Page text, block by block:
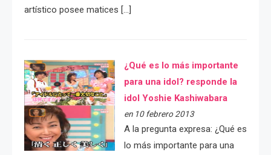
artístico posee matices […]
¿Qué es lo más importante
para una idol? responde la
idol Yoshie Kashiwabara
en 10 febrero 2013
A la pregunta expresa: ¿Qué es
lo más importante para una